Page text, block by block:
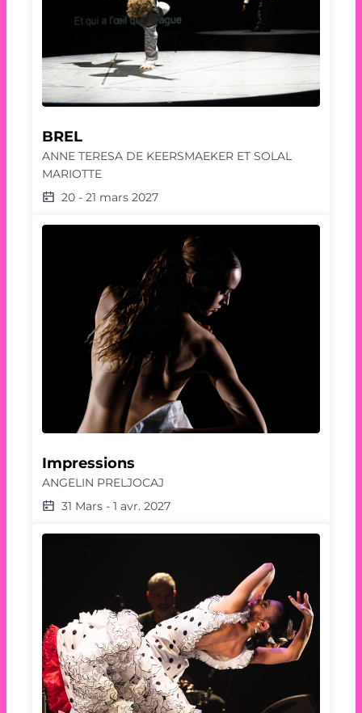
BREL
ANNE TERESA DE KEERSMAEKER ET SOLAL
MARIOTTE
20 - 21 mars 2027
Impressions
ANGELIN PRELJOCAJ
31 Mars - 1 avr. 2027